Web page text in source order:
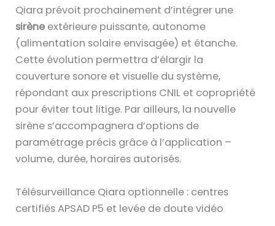
Qiara prévoit prochainement d’intégrer une
sirène extérieure puissante, autonome
(alimentation solaire envisagée) et étanche.
Cette évolution permettra d’élargir la
couverture sonore et visuelle du système,
répondant aux prescriptions CNIL et copropriété
pour éviter tout litige. Par ailleurs, la nouvelle
sirène s’accompagnera d’options de
paramétrage précis grâce à l’application –
volume, durée, horaires autorisés.
Télésurveillance Qiara optionnelle : centres
certifiés APSAD P5 et levée de doute vidéo